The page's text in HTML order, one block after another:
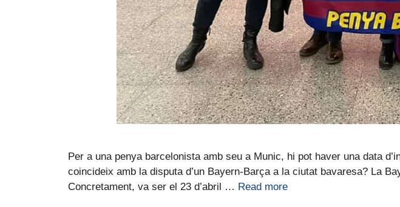
Per a una penya barcelonista amb seu a Munic, hi pot haver una data
coincideix amb la disputa d’un Bayern-Barça a la ciutat bavaresa? La
Concretament, va ser el 23 d’abril … Read more